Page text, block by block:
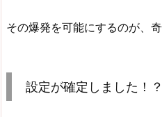
その爆発を可能にするのが、
設定が確定しました！？